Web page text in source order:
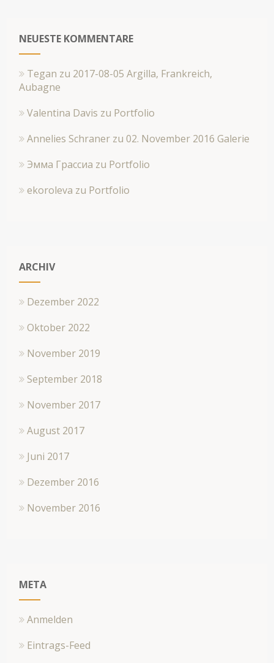
NEUESTE KOMMENTARE
Tegan zu 2017-08-05 Argilla, Frankreich,
Aubagne
Valentina Davis zu Portfolio
Annelies Schraner zu02. November 2016 Galerie
Эмма Грассиа zu Portfolio
ekoroleva zu Portfolio
ARCHIV
Dezember 2022
Oktober 2022
November 2019
September 2018
November 2017
August 2017
Juni 2017
Dezember 2016
November 2016
META
Anmelden
Eintrags-Feed